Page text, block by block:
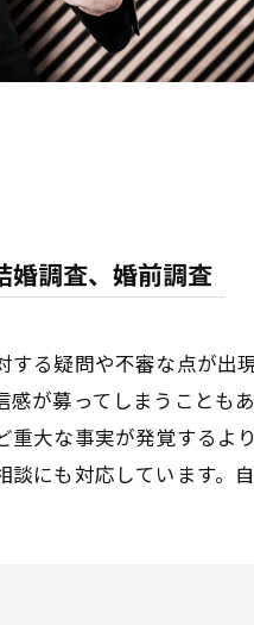
婚調査、婚前調査
する疑問や不審な点が出
感が募ってしまうことも
重大な事実が発覚するよ
談にも対応しています。